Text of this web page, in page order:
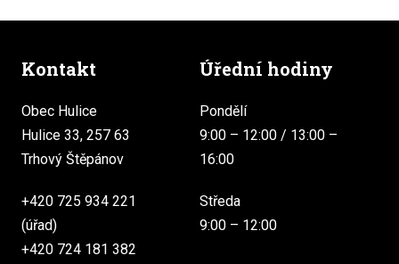
Kontakt
Obec Hulice
Hulice 33, 257 63
Trhový Štěpánov
+420 725 934 221
(úřad)
+420 724 181 382
Úřední hodiny
Pondělí
9:00 – 12:00 / 13:00 –
16:00
Středa
9:00 – 12:00